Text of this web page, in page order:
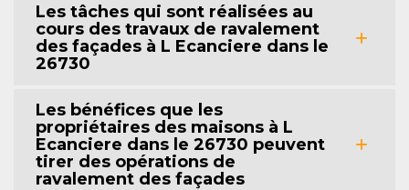
Les tâches qui sont réalisées au
cours des travaux de ravalement
des façades à L Ecanciere dans le
26730
Les bénéfices que les
propriétaires des maisons à L
Ecanciere dans le 26730 peuvent
tirer des opérations de
ravalement des façades